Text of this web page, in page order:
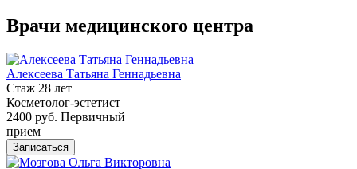
Врачи медицинского центра
Алексеева Татьяна Геннадьевна
Стаж 28 лет
Косметолог-эстетист
2400 руб. Первичный
прием
Записаться